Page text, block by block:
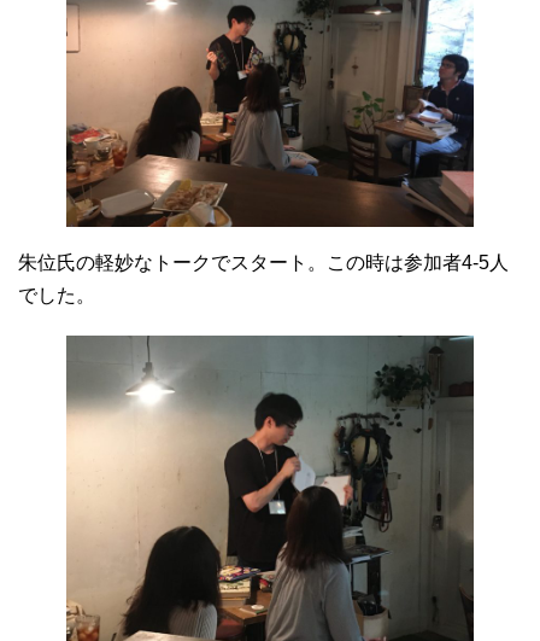
朱位氏の軽妙なトークでスタート。この時は参加者4-5人
でした。